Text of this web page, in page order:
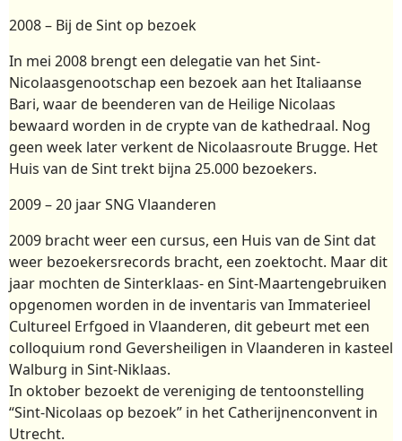
2008 – Bij de Sint op bezoek
In mei 2008 brengt een delegatie van het Sint-
Nicolaasgenootschap een bezoek aan het Italiaanse
Bari, waar de beenderen van de Heilige Nicolaas
bewaard worden in de crypte van de kathedraal. Nog
geen week later verkent de Nicolaasroute Brugge. Het
Huis van de Sint trekt bijna 25.000 bezoekers.
2009 – 20 jaar SNG Vlaanderen
2009 bracht weer een cursus, een Huis van de Sint dat
weer bezoekersrecords bracht, een zoektocht. Maar dit
jaar mochten de Sinterklaas- en Sint-Maartengebruiken
opgenomen worden in de inventaris van Immaterieel
Cultureel Erfgoed in Vlaanderen, dit gebeurt met een
colloquium rond Geversheiligen in Vlaanderen in kasteel
Walburg in Sint-Niklaas.
In oktober bezoekt de vereniging de tentoonstelling
“Sint-Nicolaas op bezoek” in het Catherijnenconvent in
Utrecht.